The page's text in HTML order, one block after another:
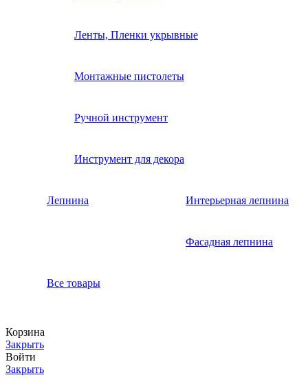
Ленты, Пленки укрывные
Монтажные пистолеты
Ручной инструмент
Инструмент для декора
Лепнина Интерьерная лепнина
Фасадная лепнина
Все товары
Корзина
Закрыть
Войти
Закрыть